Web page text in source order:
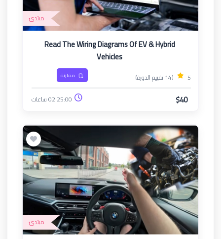
مبتدئ
Read The Wiring Diagrams Of EV & Hybrid
Vehicles
5 (14 تقييم الدورة) مقارنة
$40 02:25:00 ساعات
مبتدئ